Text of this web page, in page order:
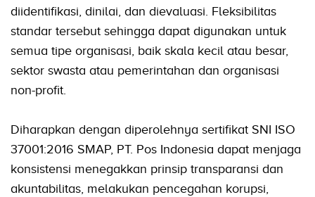
diidentifikasi, dinilai, dan dievaluasi. Fleksibilitas
standar tersebut sehingga dapat digunakan untuk
semua tipe organisasi, baik skala kecil atau besar,
sektor swasta atau pemerintahan dan organisasi
non-profit.
Diharapkan dengan diperolehnya sertifikat SNI ISO
37001:2016 SMAP, PT. Pos Indonesia dapat menjaga
konsistensi menegakkan prinsip transparansi dan
akuntabilitas, melakukan pencegahan korupsi,